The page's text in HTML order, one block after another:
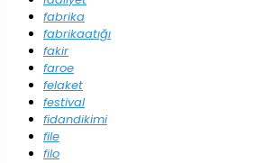
fabrika
fabrikaatığı
fakir
faroe
felaket
festival
fidandikimi
file
filo